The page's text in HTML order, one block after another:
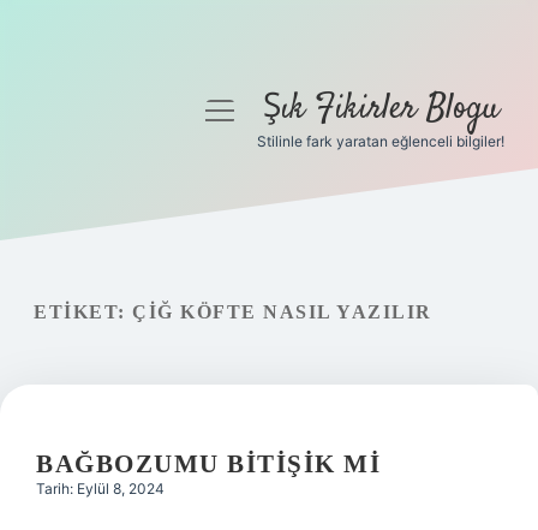
Gizlilik Politikası
menüyüŞık Fikirler Blogu
Stilinle fark yaratan eğlenceli bilgiler!
ETIKET: ÇIĞ KÖFTE NASIL YAZILIR
BAĞBOZUMU BITIŞIK MI
Tarih: Eylül 8, 2024